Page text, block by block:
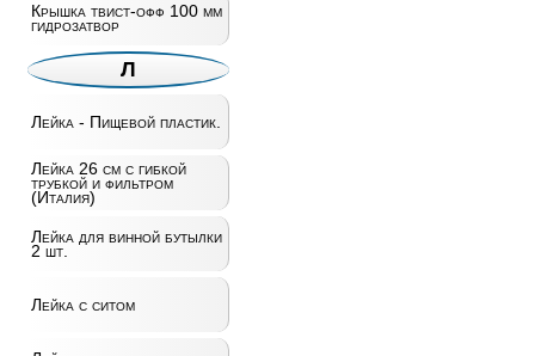
Крышка твист-офф 100 мм
гидрозатвор
Л
Лейка - Пищевой пластик.
Лейка 26 см с гибкой
трубкой и фильтром
(Италия)
Лейка для винной бутылки
2 шт.
Лейка с ситом